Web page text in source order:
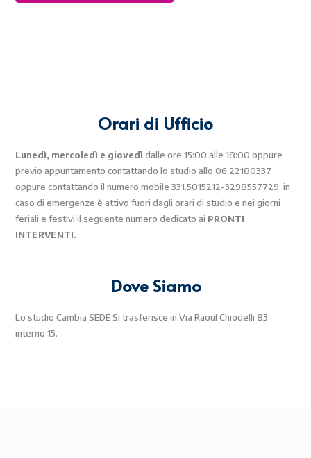
Orari di Ufficio
Lunedì, mercoledì e giovedì dalle ore 15:00 alle 18:00 oppure
previo appuntamento contattando lo studio allo 06.22180337
oppure contattando il numero mobile 331.5015212-3298557729, in
caso di emergenze è attivo fuori dagli orari di studio e nei giorni
feriali e festivi il seguente numero dedicato ai PRONTI
INTERVENTI.
Dove Siamo
Lo studio Cambia SEDE Si trasferisce in Via Raoul Chiodelli 83
interno 15.